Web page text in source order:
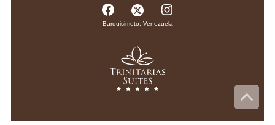
Facebook
Barquisimeto, Venezuela